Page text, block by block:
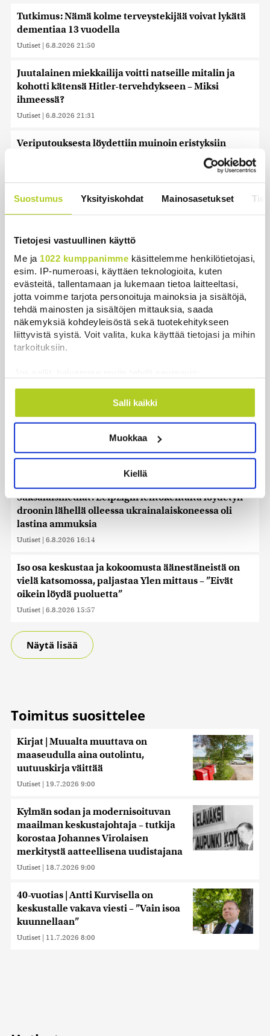
Suostumus Yksityiskohdat Mainosasetukset
Tietojesi vastuullinen käyttö
Me ja 1022 kumppanimme käsittelemme henkilötietojasi,
esim. IP-numeroasi, käyttäen teknologioita, kuten
evästeitä, tallentamaan ja lukemaan tietoa laitteeltasi,
jotta voimme tarjota personoituja mainoksia ja sisältöjä,
tehdä mainosten ja sisältöjen mittauksia, saada
näkemyksiä kohdeyleisöstä sekä tuotekehitykseen
liittyvistä syistä. Voit valita, kuka käyttää tietojasi ja mihin
tarkoituksiin.
Kerätä tietoja maantieteellisestä sijainnistasi,
mahdollisesti muutaman metrin tarkkuudella
ominaispiirteitä aktiivisesti (sormenjäljen
Lue lisää siitä, miten henkilötietojasi käsitellään ja miten
suostumustasi tai peruuttaa sen milloin vain
evästeilmoituksessa.
Käytämme evästeitä tarjoamamme sisällön ja mainosten
räätälöimiseen, sosiaalisen median ominaisuuksien
tukemiseen ja kävijämäärämme analysoimiseen. Lisäksi
alan kumppaneillemme tietoja siitä, miten käytät
sivustoamme. Kumppanimme voivat yhdistää näitä
tietoja muihin tietoihin, joita olet antanut heille tai joita on
kerätty, kun olet käyttänyt heidän palvelujaan. Tietoja
Salli kaikki
Muokkaa
Kiellä
Tutkimus: Nämä kolme terveystekijää voivat lykätä
dementiaa 13 vuodella
Uutiset | 6.8.2026 21:50
Juutalainen miekkailija voitti natseille mitalin ja
kohotti kätensä Hitler-tervehdykseen – Miksi
ihmeessä?
Uutiset | 6.8.2026 21:31
Veriputouksesta löydettiin muinoin eristyksiin
Lämpöennätys meni uusiksi Slovakiassa toisena
päivänä peräkkäin
Valtiovarainministeriön leikkausehdotus voi
pidentää Kelan käsittelyaikoja
Uutiset | 6.8.2026 17:16
Liettuan sotilastiedustelun mukaan Venäjä
harkitsee hyökkäyksiä Baltiaan
Uutiset 6.8.2026 17:12
Hallitus nostaa alijäämän tällä kaudella selvästi
isommaksi kuin etukäteen arvioitiin, huomauttaa
politiikan vaikuttaja
Saksalaismediat: Leipzigin lentokentältä löydetyn
droonin lähellä olleessa ukrainalaiskoneessa oli
lastina ammuksia
Uutiset | 6.8.2026 16:14
Iso osa keskustaa ja kokoomusta äänestäneistä on
vielä katsomossa, paljastaa Ylen mittaus – ”Eivät
oikein löydä puoluetta”
Uutiset | 6.8.2026 15:57
Näytä lisää
Toimitus suosittelee
Kirjat | Muualta muuttava on
maaseudulla aina outolintu,
uutuuskirja väittää
Uutiset | 19.7.2026 9:00
Kylmän sodan ja modernisoituvan
maailman keskustajohtaja – tutkija
korostaa Johannes Virolaisen
merkitystä aatteellisena uudistajana
Uutiset | 18.7.2026 9:00
40-vuotias | Antti Kurvisella on
keskustalle vakava viesti – ”Vain isoa
kuunnellaan”
Uutiset | 11.7.2026 8:00